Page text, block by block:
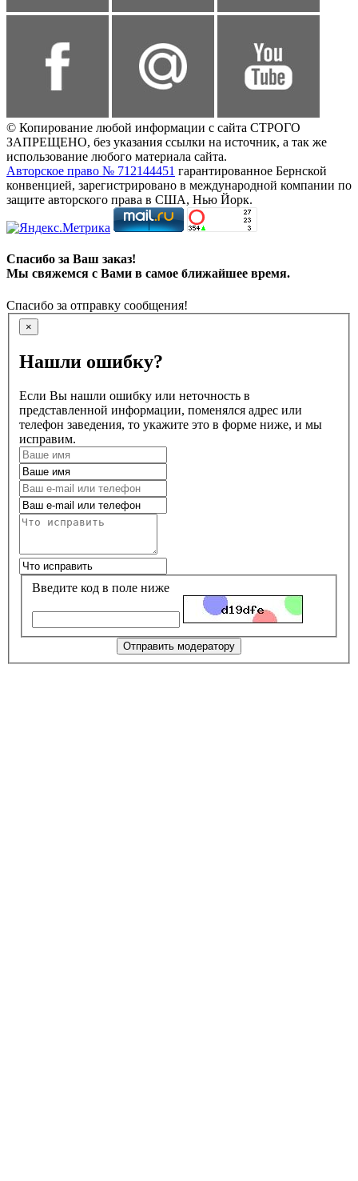
© Копирование любой информации с сайта СТРОГО
ЗАПРЕЩЕНО, без указания ссылки на источник, а так же
использование любого материала сайта.
Авторское право № 712144451 гарантированное Бернской
конвенцией, зарегистрировано в международной компании по
защите авторского права в США, Нью Йорк.
Спасибо за Ваш заказ!
Мы свяжемся с Вами в самое ближайшее время.
Спасибо за отправку сообщения!
×
Нашли ошибку?
Если Вы нашли ошибку или неточность в
представленной информации, поменялся адрес или
телефон заведения, то укажите это в форме ниже, и мы
исправим.
Введите код в поле ниже
Отправить модератору